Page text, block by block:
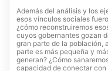
Además del análisis y los
esos vínculos sociales
¿cómo reconstruiremos
cuyos gobernantes gozan
gran parte de la población,
parte es más pequeña y
generan? ¿Cómo
capacidad de conectar con